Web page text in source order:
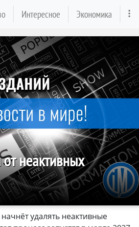
Интересное Экономика
неактивных
удалять неактивные